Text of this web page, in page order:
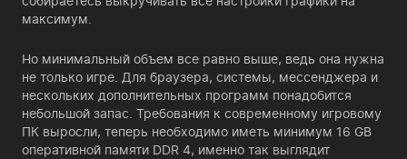
максимум.
Но минимальный объем все равно выше, ведь она нужна
не только игре. Для браузера, системы, мессенджера и
нескольких дополнительных программ понадобится
небольшой запас. Требования к современному игровому
ПК выросли, теперь необходимо иметь минимум 16 GB
оперативной памяти DDR 4, именно так выглядит